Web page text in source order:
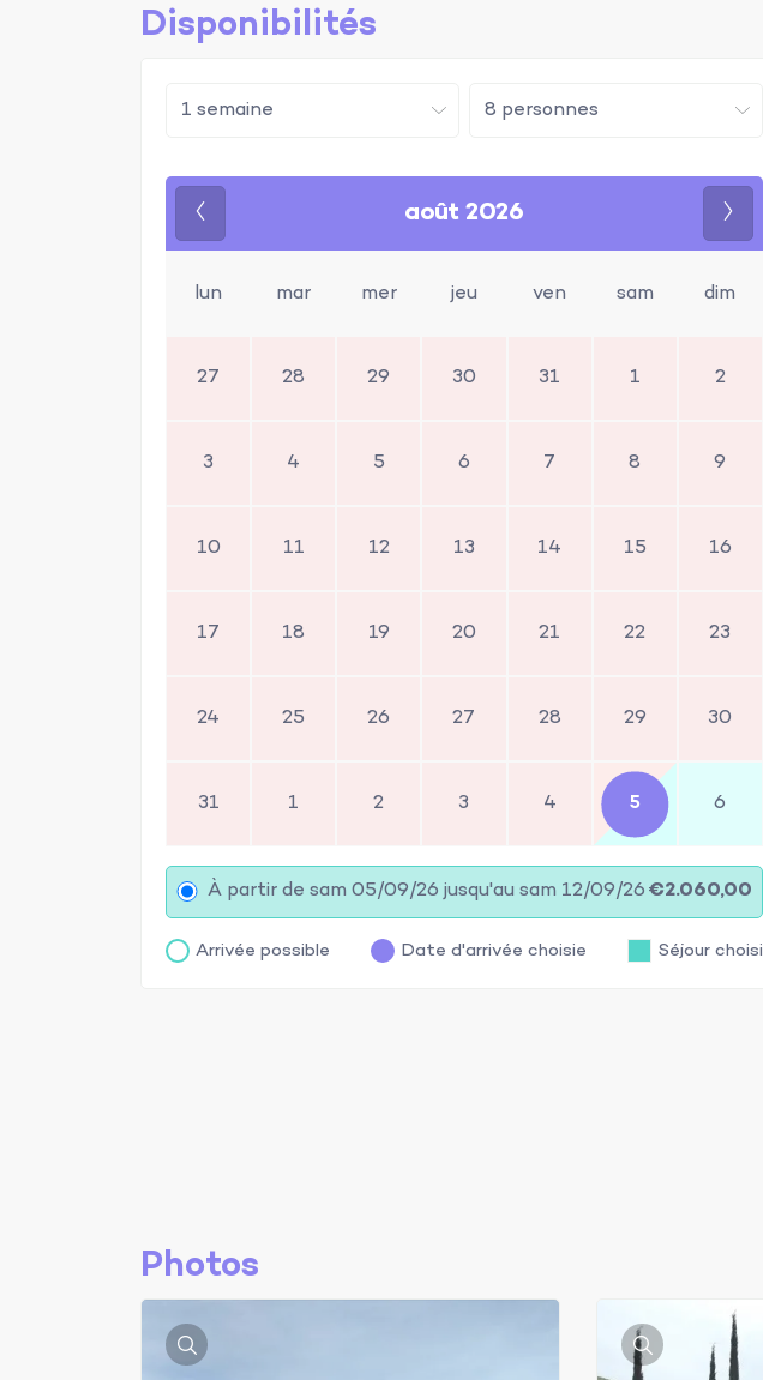
Disponibilités
août 2026
lun mar mer jeu ven sam dim
27 28 29 30 31 1 2
3 4 5 6 7 8 9
10 11 12 13 14 15 16
17 18 19 20 21 22 23
24 25 26 27 28 29 30
31 1 2 3 4 5 6
À partir de sam 05/09/26 jusqu'au sam 12/09/26€2.060,00
Arrivée possible Date d'arrivée choisie Séjour choisi
Photos